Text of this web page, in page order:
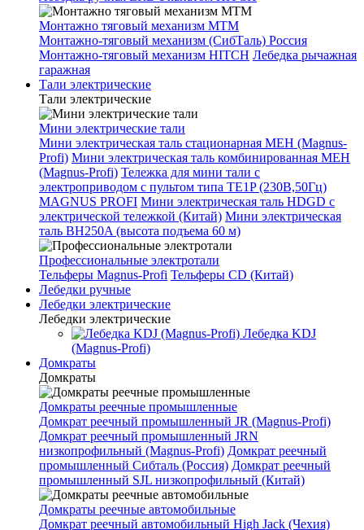
Монтажно тяговый механизм МТМ
Монтажно-тяговый механизм (СибТаль) Россия
Монтажно-тяговый механизм HITCH Лебедка рычажная
гаражная
Тали электрические
Тали электрические
Мини электрические тали
Мини электрическая таль стационарная МЕН (Magnus-
Profi) Мини электрическая таль комбинированная МЕН
(Magnus-Profi) Тележка для мини тали с
электроприводом с пультом типа TE1P (230В,50Гц)
MAGNUS PROFI Мини электрическая таль HDGD с
электрической тележкой (Китай) Мини электрическая
таль BH250A (высота подъема 60 м)
Профессиональные электротали
Тельферы Magnus-Profi Тельферы CD (Китай)
Лебедки ручные
Лебедки электрические
Лебедки электрические
Лебедка KDJ
(Magnus-Profi)
Домкраты
Домкраты
Домкраты реечные промышленные
Домкрат реечный промышленный JR (Magnus-Profi)
Домкрат реечный промышленный JRN
низкопрофильный (Magnus-Profi) Домкрат реечный
промышленный Сибталь (Россия) Домкрат реечный
промышленный SJL низкопрофильный (Китай)
Домкраты реечные автомобильные
Домкрат реечный автомобильный High Jack (Чехия)